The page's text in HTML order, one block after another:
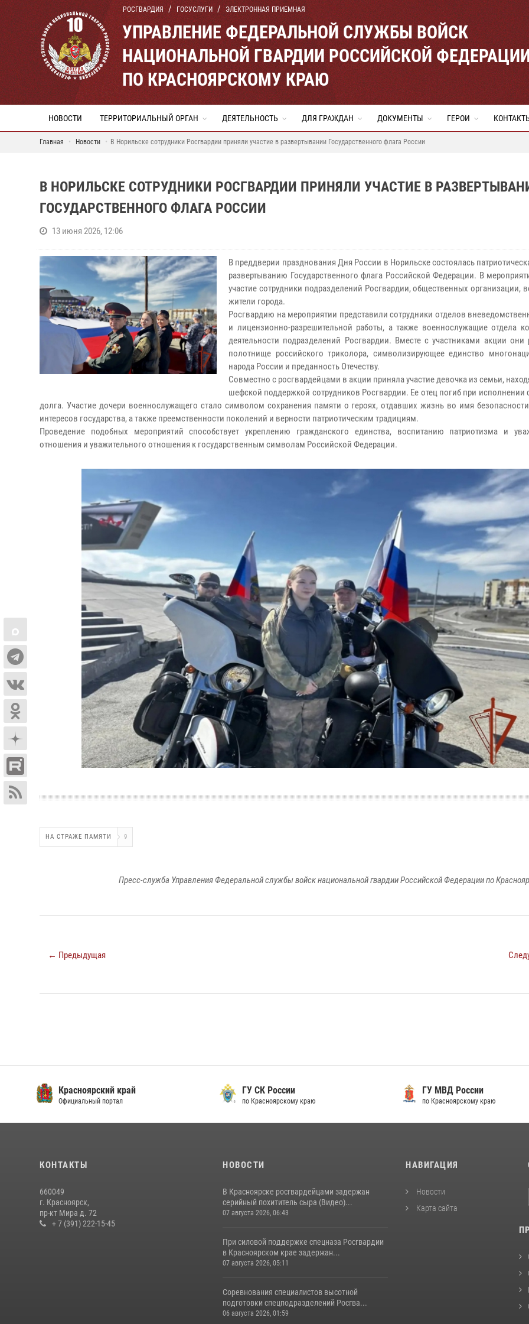
РОСГВАРДИЯ ГОСУСЛУГИ ЭЛЕКТРОННАЯ ПРИЕМНАЯ
УПРАВЛЕНИЕ ФЕДЕРАЛЬНОЙ СЛУЖБЫ ВОЙСК
НАЦИОНАЛЬНОЙ ГВАРДИИ РОССИЙСКОЙ
ПО КРАСНОЯРСКОМУ КРАЮ
НОВОСТИ ТЕРРИТОРИАЛЬНЫЙ ОРГАН ДЕЯТЕЛЬНОСТЬ ДЛЯ ГРАЖДАН ДОКУМЕНТЫ ГЕРОИ
Главная Новости В Норильске сотрудники Росгвардии приняли участие в развертывании Государственного флага России
В НОРИЛЬСКЕ СОТРУДНИКИ РОСГВАРДИИ ПРИНЯЛИ УЧАСТИЕ В
ГОСУДАРСТВЕННОГО ФЛАГА РОССИИ
13 июня 2026, 12:06
В преддверии празднования Дня России в Норильске состоялась
развертыванию Государственного флага Российской Федерации. В
участие сотрудники подразделений Росгвардии, общественных организации,
жители города.
Росгвардию на мероприятии представили сотрудники отделов
и лицензионно-разрешительной работы, а также военнослужащие отдела
деятельности подразделений Росгвардии. Вместе с участниками акции они
полотнище российского триколора, символизирующее единство
народа России и преданность Отечеству.
Совместно с росгвардейцами в акции приняла участие девочка из семьи,
шефской поддержкой сотрудников Росгвардии. Ее отец погиб при исполнении
долга. Участие дочери военнослужащего стало символом сохранения памяти о героях, отдавших жизнь во имя
интересов государства, а также преемственности поколений и верности патриотическим традициям.
Проведение подобных мероприятий способствует укреплению гражданского единства, воспитанию патриотизма и
отношения и уважительного отношения к государственным символам Российской Федерации.
НА СТРАЖЕ ПАМЯТИ 9
Пресс-служба Управления Федеральной службы войск национальной гвардии Российской Федерации по
← Предыдущая
Красноярский край
Официальный портал
ГУ СК России
по Красноярскому краю
ГУ МВД России
по Красноярскому краю
КОНТАКТЫ
660049
г. Красноярск,
пр-кт Мира д. 72
+ 7 (391) 222-15-45
НОВОСТИ
В Красноярске росгвардейцами задержан
серийный похититель сыра (Видео)...
07 августа 2026, 06:43
При силовой поддержке спецназа Росгвардии
в Красноярском крае задержан...
07 августа 2026, 05:11
Соревнования специалистов высотной
подготовки спецподразделений Росгва...
06 августа 2026, 01:59
НАВИГАЦИЯ
Новости
Карта сайта